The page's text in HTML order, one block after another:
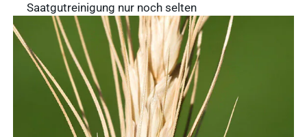
Saatgutreinigung nur noch selten